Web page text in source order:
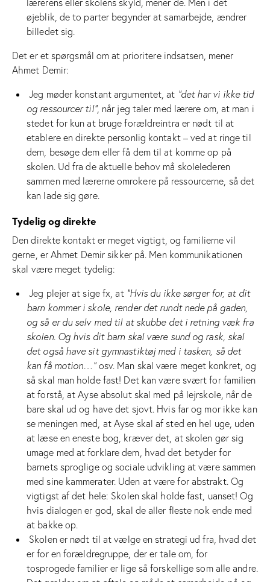
øjeblik, de to parter begynder at samarbejde, ændrer
billedet sig.
Det er et spørgsmål om at prioritere indsatsen, mener
Ahmet Demir:
Jeg møder konstant argumentet, at ”det har vi ikke tid
og ressourcer til”, når jeg taler med lærere om, at man i
stedet for kun at bruge forældreintra er nødt til at
etablere en direkte personlig kontakt – ved at ringe til
dem, besøge dem eller få dem til at komme op på
skolen. Ud fra de aktuelle behov må skolelederen
sammen med lærerne omrokere på ressourcerne, så det
kan lade sig gøre.
Tydelig og direkte
Den direkte kontakt er meget vigtigt, og familierne vil
gerne, er Ahmet Demir sikker på. Men kommunikationen
skal være meget tydelig:
Jeg plejer at sige fx, at ”Hvis du ikke sørger for, at dit
barn kommer i skole, render det rundt nede på gaden,
og så er du selv med til at skubbe det i retning væk fra
skolen. Og hvis dit barn skal være sund og rask, skal
det også have sit gymnastiktøj med i tasken, så det
kan få motion…”osv. Man skal være meget konkret, og
så skal man holde fast! Det kan være svært for familien
at forstå, at Ayse absolut skal med på lejrskole, når de
bare skal ud og have det sjovt. Hvis far og mor ikke kan
se meningen med, at Ayse skal af sted en hel uge, uden
at læse en eneste bog, kræver det, at skolen gør sig
umage med at forklare dem, hvad det betyder for
barnets sproglige og sociale udvikling at være sammen
med sine kammerater. Uden at være for abstrakt. Og
vigtigst af det hele: Skolen skal holde fast, uanset! Og
hvis dialogen er god, skal de aller fleste nok ende med
at bakke op.
Skolen er nødt til at vælge en strategi ud fra, hvad det
er for en forældregruppe, der er tale om, for
tosprogede familier er lige så forskellige som alle andre.